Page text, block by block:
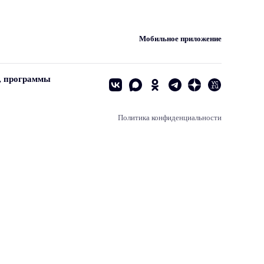
Мобильное приложение
программы
Политика конфиденциальности